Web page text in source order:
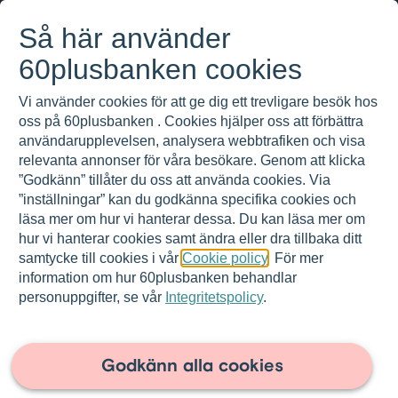
Så här använder
60plusbanken cookies
Vi använder cookies för att ge dig ett trevligare besök hos
oss på 60plusbanken . Cookies hjälper oss att förbättra
användarupplevelsen, analysera webbtrafiken och visa
relevanta annonser för våra besökare. Genom att klicka
”Godkänn” tillåter du oss att använda cookies. Via
”inställningar” kan du godkänna specifika cookies och
läsa mer om hur vi hanterar dessa. Du kan läsa mer om
hur vi hanterar cookies samt ändra eller dra tillbaka ditt
samtycke till cookies i vår Cookie policy . För mer
information om hur 60plusbanken behandlar
personuppgifter, se vår Integritetspolicy.
Godkänn alla cookies
Meny 08-501 01 200
2025-07-15 |